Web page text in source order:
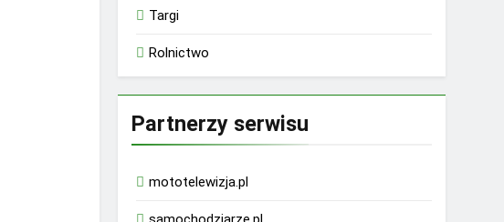
Targi
Rolnictwo
Partnerzy serwisu
mototelewizja.pl